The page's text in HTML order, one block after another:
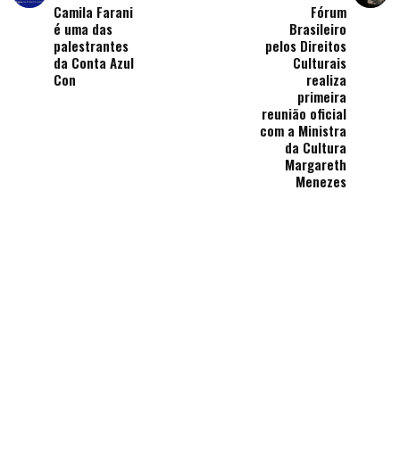
Camila Farani
é uma das
palestrantes
da Conta Azul
Con
Fórum
Brasileiro
pelos Direitos
Culturais
realiza
primeira
reunião oficial
com a Ministra
da Cultura
Margareth
Menezes